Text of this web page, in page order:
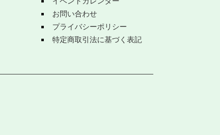
お問い合わせ
プライバシーポリシー
特定商取引法に基づく表記